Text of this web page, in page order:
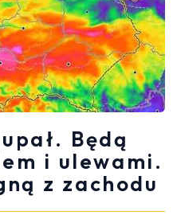
Będą
i ulewami.
z zachodu